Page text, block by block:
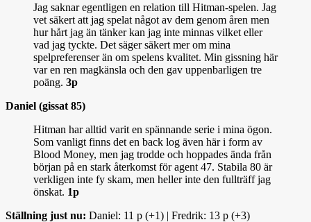
Jag saknar egentligen en relation till Hitman-spelen. Jag
vet säkert att jag spelat något av dem genom åren men
hur hårt jag än tänker kan jag inte minnas vilket eller
vad jag tyckte. Det säger säkert mer om mina
spelpreferenser än om spelens kvalitet. Min gissning här
var en ren magkänsla och den gav uppenbarligen tre
poäng. 3p
Daniel (gissat 85)
Hitman har alltid varit en spännande serie i mina ögon.
Som vanligt finns det en back log även här i form av
Blood Money, men jag trodde och hoppades ända från
början på en stark återkomst för agent 47. Stabila 80 är
verkligen inte fy skam, men heller inte den fullträff jag
önskat. 1p
Ställning just nu: Daniel: 11 p (+1) | Fredrik: 13 p (+3)